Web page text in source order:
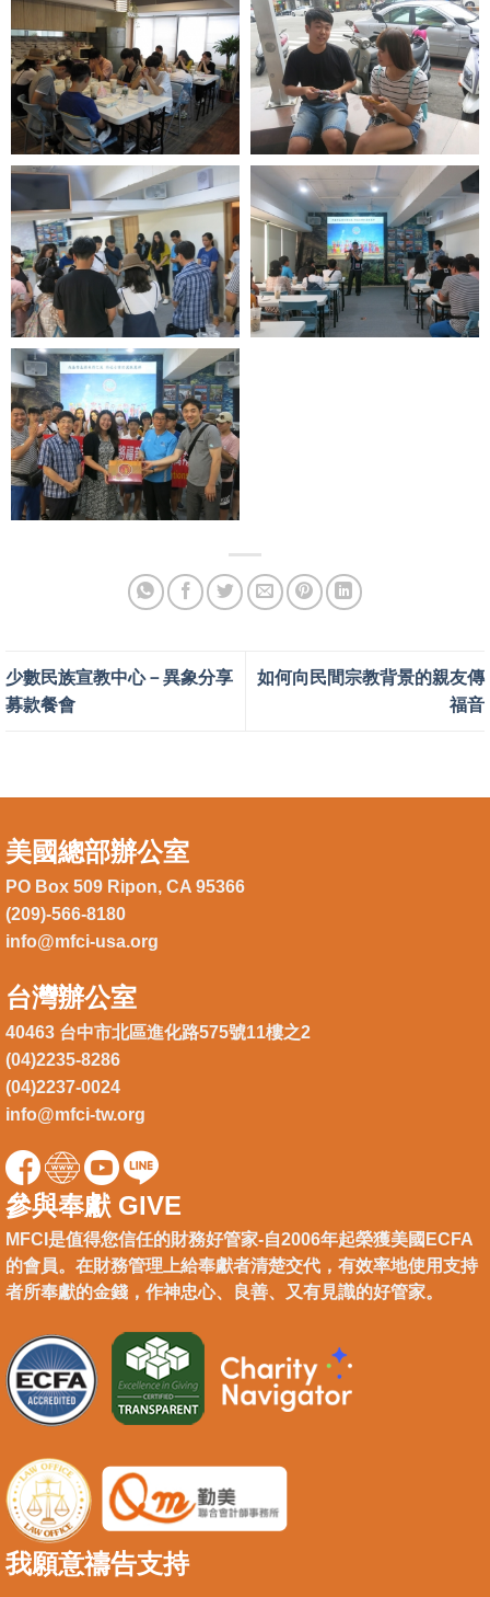
少數民族宣教中心－異象分享
募款餐會
如何向民間宗教背景的親友傳
福音
美國總部辦公室
PO Box 509 Ripon, CA 95366
(209)-566-8180
info@mfci-usa.org
台灣辦公室
40463 台中市北區進化路575號11樓之2
(04)2235-8286
(04)2237-0024
info@mfci-tw.org
參與奉獻 GIVE
MFCI是值得您信任的財務好管家-自2006年起榮獲美國ECFA
的會員。在財務管理上給奉獻者清楚交代，有效率地使用支持
者所奉獻的金錢，作神忠心、良善、又有見識的好管家。
我願意禱告支持